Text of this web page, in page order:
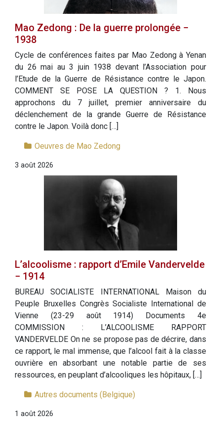
Mao Zedong : De la guerre prolongée −
1938
Cycle de conférences faites par Mao Zedong à Yenan
du 26 mai au 3 juin 1938 devant l’Association pour
l’Etude de la Guerre de Résistance contre le Japon.
COMMENT SE POSE LA QUESTION ? 1. Nous
approchons du 7 juillet, premier anniversaire du
déclenchement de la grande Guerre de Résistance
contre le Japon. Voilà donc […]
Oeuvres de Mao Zedong
3 août 2026
L’alcoolisme : rapport d’Emile Vandervelde
− 1914
BUREAU SOCIALISTE INTERNATIONAL Maison du
Peuple Bruxelles Congrès Socialiste International de
Vienne (23-29 août 1914) Documents 4e
COMMISSION : L’ALCOOLISME RAPPORT
VANDERVELDE On ne se propose pas de décrire, dans
ce rapport, le mal immense, que l’alcool fait à la classe
ouvrière en absorbant une notable partie de ses
ressources, en peuplant d’alcooliques les hôpitaux, […]
Autres documents (Belgique)
1 août 2026